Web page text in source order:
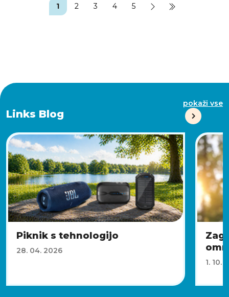
1 2 3 4 5
Links Blog
pokaži vse
Piknik s tehnologijo
28. 04. 2026
1. 10.